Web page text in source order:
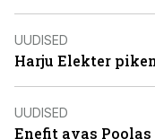
UUDISED
Harju Elekter
UUDISED
Enefit avas